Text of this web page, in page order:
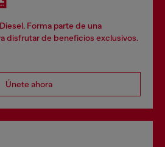
Forma parte de una
disfrutar de beneficios exclusivos.
Únete ahora